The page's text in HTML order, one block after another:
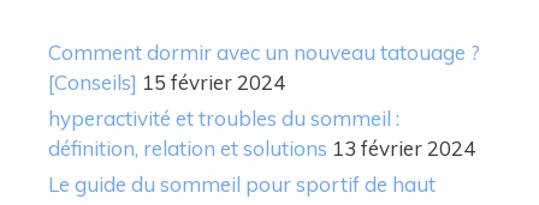
Comment dormir avec un nouveau tatouage ?
[Conseils] 15 février 2024
hyperactivité et troubles du sommeil :
définition, relation et solutions 13 février 2024
Le guide du sommeil pour sportif de haut